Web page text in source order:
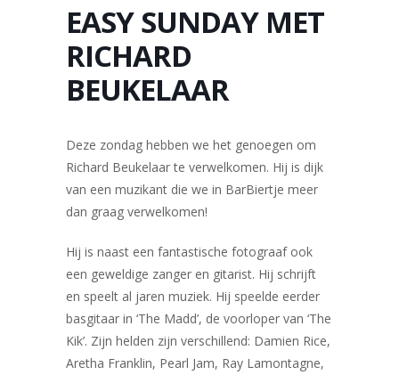
EASY SUNDAY MET
RICHARD
BEUKELAAR
Deze zondag hebben we het genoegen om
Richard Beukelaar te verwelkomen. Hij is dijk
van een muzikant die we in BarBiertje meer
dan graag verwelkomen!
Hij is naast een fantastische fotograaf ook
een geweldige zanger en gitarist. Hij schrijft
en speelt al jaren muziek. Hij speelde eerder
basgitaar in ‘The Madd’, de voorloper van ‘The
Kik’. Zijn helden zijn verschillend: Damien Rice,
Aretha Franklin, Pearl Jam, Ray Lamontagne,